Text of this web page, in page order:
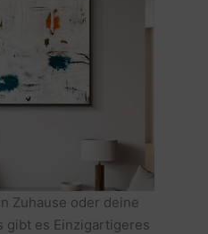
Zuhause oder deine
gibt es Einzigartigeres